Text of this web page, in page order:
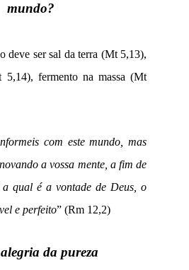
mundo?
deve ser sal da terra (Mt 5,13),
fermento na massa (Mt
com este mundo, mas
a vossa mente, a fim de
a qual é a vontade de Deus, o
e perfeito” (Rm 12,2)
da pureza